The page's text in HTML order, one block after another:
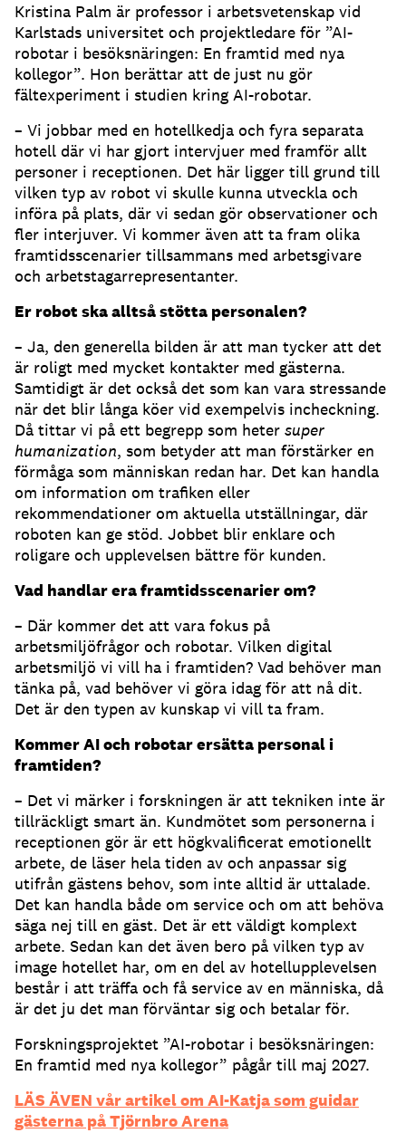
Kristina Palm är professor i arbetsvetenskap vid
Karlstads universitet och projektledare för ”AI-
robotar i besöksnäringen: En framtid med nya
kollegor”. Hon berättar att de just nu gör
fältexperiment i studien kring AI-robotar.
– Vi jobbar med en hotellkedja och fyra separata
hotell där vi har gjort intervjuer med framför allt
personer i receptionen. Det här ligger till grund till
vilken typ av robot vi skulle kunna utveckla och
införa på plats, där vi sedan gör observationer och
fler interjuver. Vi kommer även att ta fram olika
framtidsscenarier tillsammans med arbetsgivare
och arbetstagarrepresentanter.
Er robot ska alltså stötta personalen?
– Ja, den generella bilden är att man tycker att det
är roligt med mycket kontakter med gästerna.
Samtidigt är det också det som kan vara stressande
när det blir långa köer vid exempelvis incheckning.
Då tittar vi på ett begrepp som heter super
humanization, som betyder att man förstärker en
förmåga som människan redan har. Det kan handla
om information om trafiken eller
rekommendationer om aktuella utställningar, där
roboten kan ge stöd. Jobbet blir enklare och
roligare och upplevelsen bättre för kunden.
Vad handlar era framtidsscenarier om?
– Där kommer det att vara fokus på
arbetsmiljöfrågor och robotar. Vilken digital
arbetsmiljö vi vill ha i framtiden? Vad behöver man
tänka på, vad behöver vi göra idag för att nå dit.
Det är den typen av kunskap vi vill ta fram.
Kommer AI och robotar ersätta personal i
framtiden?
– Det vi märker i forskningen är att tekniken inte är
tillräckligt smart än. Kundmötet som personerna i
receptionen gör är ett högkvalificerat emotionellt
arbete, de läser hela tiden av och anpassar sig
utifrån gästens behov, som inte alltid är uttalade.
Det kan handla både om service och om att behöva
säga nej till en gäst. Det är ett väldigt komplext
arbete. Sedan kan det även bero på vilken typ av
image hotellet har, om en del av hotellupplevelsen
består i att träffa och få service av en människa, då
är det ju det man förväntar sig och betalar för.
Forskningsprojektet ”AI-robotar i besöksnäringen:
En framtid med nya kollegor” pågår till maj 2027.
LÄS ÄVEN vår artikel om AI-Katja som guidar
gästerna på Tjörnbro Arena